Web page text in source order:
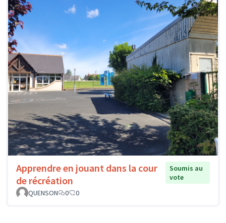
Apprendre en jouant dans la cour
de récréation
Soumis au
vote
QUENSON
0 0